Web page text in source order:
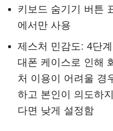
키보드 숨기기 버튼
에서만 사용
제스처 민감도: 4단
대폰 케이스로 인해
처 이용이 어려울 경
하고 본인이 의도하
다면 낮게 설정함